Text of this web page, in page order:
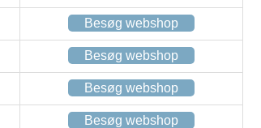
Besøg webshop
Besøg webshop
Besøg webshop
Besøg webshop